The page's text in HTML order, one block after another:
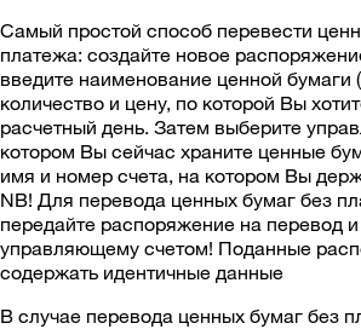
Самый простой способ перевести
платежа: создайте новое
введите наименование ценной бумаги
количество и цену, по которой Вы
расчетный день. Затем выберите
котором Вы сейчас храните ценные
имя и номер счета, на котором Вы
NB! Для перевода ценных бумаг без
передайте распоряжение на перевод
управляющему счетом! Поданные
содержать идентичные данные
В случае перевода ценных бумаг без